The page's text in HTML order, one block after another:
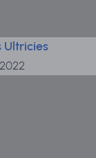
Ultricies